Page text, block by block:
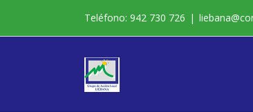
contenido
Teléfono: 942 730 726 |